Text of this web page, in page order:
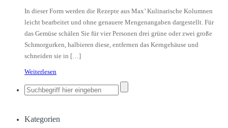
In dieser Form werden die Rezepte aus Max’ Kulinarische Kolumnen
leicht bearbeitet und ohne genauere Mengenangaben dargestellt. Für
das Gemüse schälen Sie für vier Personen drei grüne oder zwei große
Schmorgurken, halbieren diese, entfernen das Kerngehäuse und
schneiden sie in […]
Weiterlesen
Kategorien